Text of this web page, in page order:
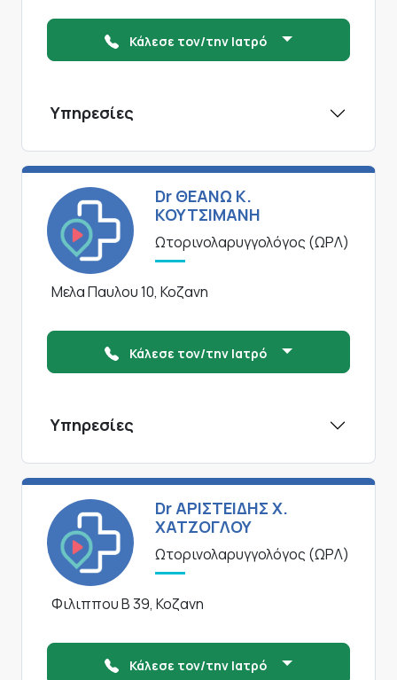
Κάλεσε τον/την Ιατρό
Υπηρεσίες
Dr ΘΕΑΝΩ Κ.
ΚΟΥΤΣΙΜΑΝΗ
Ωτορινολαρυγγολόγος (ΩΡΛ)
Μελα Παυλου 10, Κοζανη
Κάλεσε τον/την Ιατρό
Υπηρεσίες
Dr ΑΡΙΣΤΕΙΔΗΣ Χ.
ΧΑΤΖΟΓΛΟΥ
Ωτορινολαρυγγολόγος (ΩΡΛ)
Φιλιππου Β 39, Κοζανη
Κάλεσε τον/την Ιατρό